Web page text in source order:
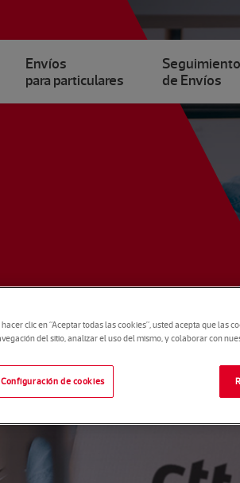
Envíos
para particulares
Seguimiento
de Envíos
clic en “Aceptar todas las cookies”, usted acepta que las
del sitio, analizar el uso del mismo, y colaborar con
Configuración de cookies